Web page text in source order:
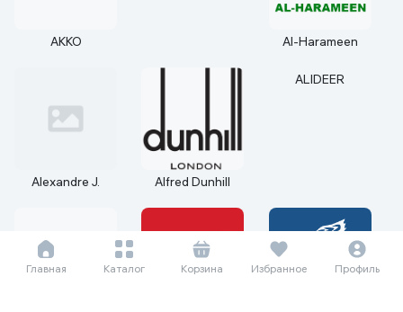
AKKO Al-Harameen
Alexandre J. Alfred Dunhill
Главная Каталог Корзина Избранное Профиль